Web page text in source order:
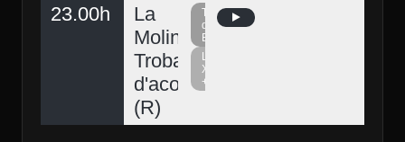
23.00h
La
Molina,
Trobada
d'acordionistes
(R)
Televisió
del
Berguedà
La
Xarxa
+